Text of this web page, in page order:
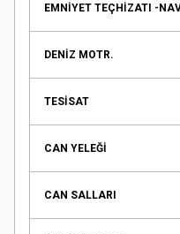
EMNİYET TEÇHİZATI -
DENİZ MOTR.
TESİSAT
CAN YELEĞİ
CAN SALLARI